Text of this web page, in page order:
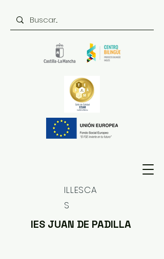
ILLESCA
S
IES JUAN DE PADILLA